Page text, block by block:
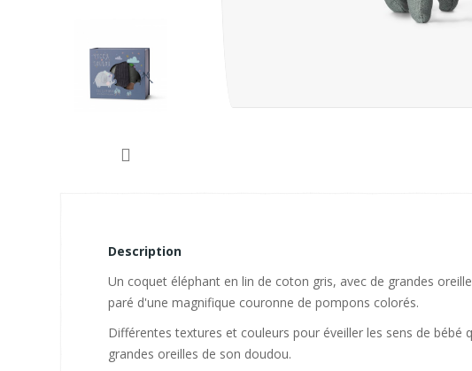
Description
Un coquet éléphant en lin de coton gris, avec de grandes
paré d'une magnifique couronne de pompons colorés.
Différentes textures et couleurs pour éveiller les sens de bébé
grandes oreilles de son doudou.